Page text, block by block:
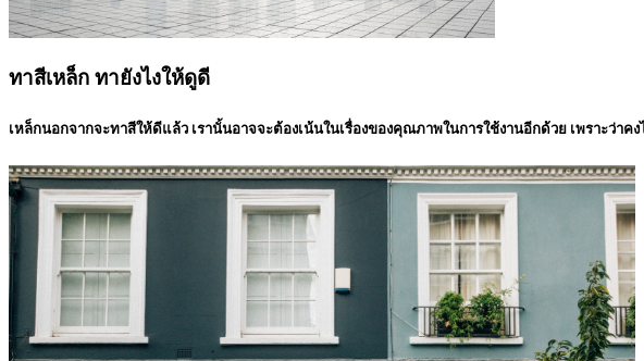
ทาสีเหล็ก ทายังไงให้ดูดี
เหล็กนอกจากจะทาสีให้ดีแล้ว เรานั้นอาจจะต้องเน้นในเรื่องของคุณภาพในการใช้งานอีกด้วย เพราะว่